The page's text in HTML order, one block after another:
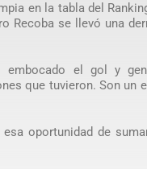
en la tabla del
Recoba se llevó una
embocado el gol y
que tuvieron. Son un
oportunidad de